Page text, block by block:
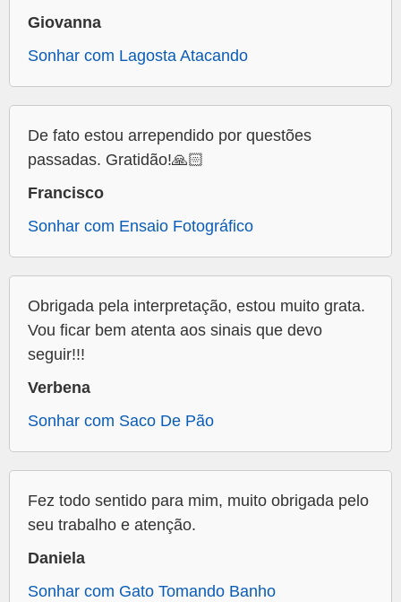
Giovanna
Sonhar com Lagosta Atacando
De fato estou arrependido por questões
passadas. Gratidão!🙏🏻
Francisco
Sonhar com Ensaio Fotográfico
Obrigada pela interpretação, estou muito grata.
Vou ficar bem atenta aos sinais que devo
seguir!!!
Verbena
Sonhar com Saco De Pão
Fez todo sentido para mim, muito obrigada pelo
seu trabalho e atenção.
Daniela
Sonhar com Gato Tomando Banho